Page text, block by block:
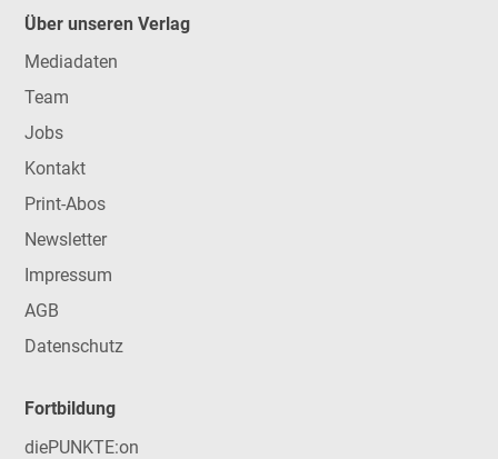
Über unseren Verlag
Mediadaten
Team
Jobs
Kontakt
Print-Abos
Newsletter
Impressum
AGB
Datenschutz
Fortbildung
diePUNKTE:on